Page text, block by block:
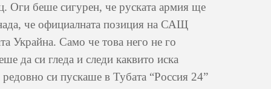
Оги беше сигурен, че руската армия ще
че официалната позиция на САЩ
Украйна. Само че това него не го
да си гледа и следи каквито иска
си пускаше в Тубата “Россия 24”